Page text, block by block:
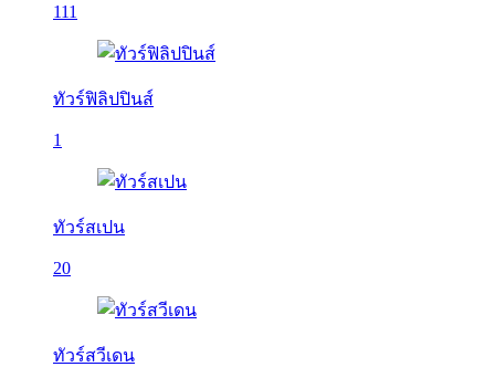
111
ทัวร์ฟิลิปปินส์
1
ทัวร์สเปน
20
ทัวร์สวีเดน